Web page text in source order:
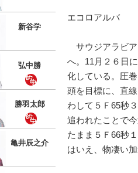
エコロアルバ
サウジアラビ
へ。11月２６日
化している。圧
頭を目標に、直
わして５Ｆ65秒
追われたことで
たまま５Ｆ66秒
はいえ、物凄い
新谷学
弘中勝
勝羽太郎
亀井辰之介